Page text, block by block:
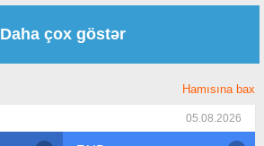
Daha çox göstər
Hamısına bax
05.08.2026